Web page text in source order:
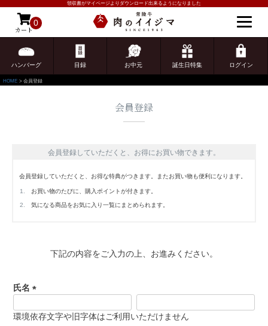
領収書がマイページよりダウンロード出来るようになりました
カート
0
ハンバーグ 目録 お中元 誕生日特集 ログイン
ゲスト 様こんにちは
ログイン
配送・送料 食べ方からから探す
すき焼き
HOME 会員登録
会員登録
会員登録していただくと、お得にお買い物できます。
会員登録していただくと、お得な特典がつきます。またお買い物も便利になります。
お買い物のたびに、購入ポイントが付きます。
気になる商品をお気に入り一覧にまとめられます。
下記の内容をご入力の上、お進みください。
氏名
必
環境依存文字や旧字体はご利用いただけません